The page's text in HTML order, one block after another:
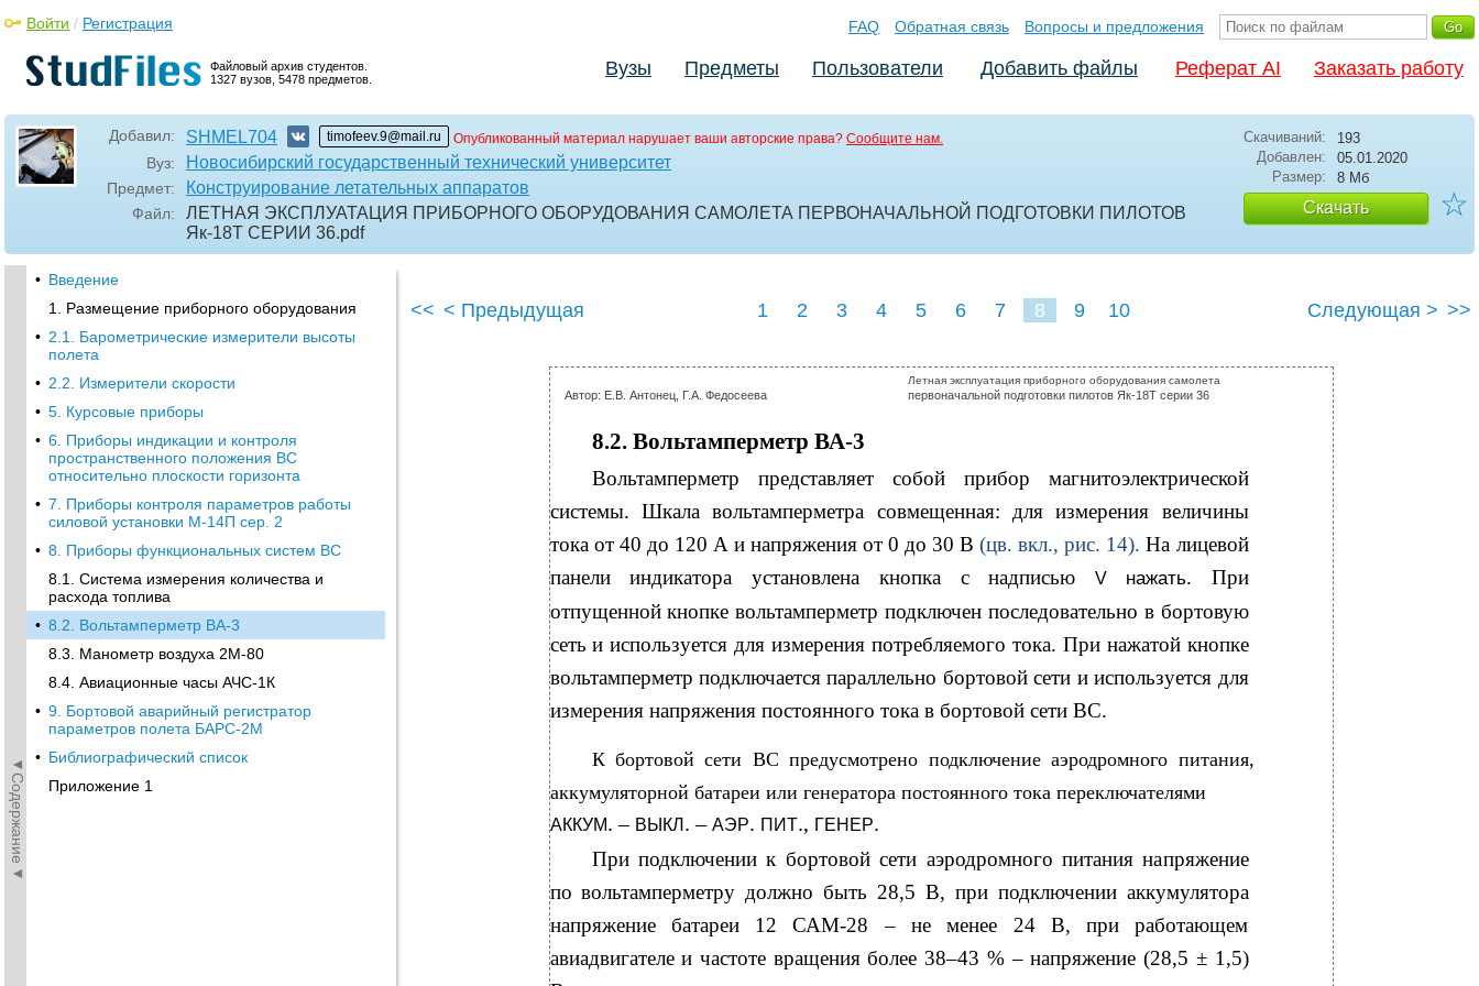
Файловый архив студентов.
1327 вузов, 5478 предметов.
Войти / Регистрация FAQ Обратная связь Вопросы и предложения
Вузы Предметы Пользователи Добавить файлы Реферат AI Заказать работу
Добавил: SHMEL704 timofeev.9@mail.ru Опубликованный материал нарушает ваши авторские права? Сообщите нам.
Вуз: Новосибирский государственный технический университет
Предмет: Конструирование летательных аппаратов
Файл:
ЛЕТНАЯ ЭКСПЛУАТАЦИЯ ПРИБОРНОГО ОБОРУДОВАНИЯ САМОЛЕТА ПЕРВОНАЧАЛЬНОЙ ПОДГОТОВКИ ПИЛОТОВ
Як-18Т СЕРИИ 36.pdf
Скачиваний:
193
Добавлен:
05.01.2020
Размер:
8 Мб
Скачать ☆
◄Содержание◄
• Введение
1. Размещение приборного оборудования
• 2.1. Барометрические измерители высоты
полета
• 2.2. Измерители скорости
• 5. Курсовые приборы
• 6. Приборы индикации и контроля
пространственного положения ВС
относительно плоскости горизонта
• 7. Приборы контроля параметров работы
силовой установки М-14П сер. 2
• 8. Приборы функциональных систем ВС
8.1. Система измерения количества и
расхода топлива
• 8.2. Вольтамперметр ВА-3
8.3. Манометр воздуха 2М-80
8.4. Авиационные часы АЧС-1К
• 9. Бортовой аварийный регистратор
параметров полета БАРС-2М
• Библиографический список
Приложение 1
<< < Предыдущая 1 2 3 4 5 6 7 8 9 10 Следующая > >>
Летная эксплуатация приборного оборудования самолета
Автор: Е.В. Антонец, Г.А. Федосеева первоначальной подготовки пилотов Як-18Т серии 36
8.2. Вольтамперметр ВА-3
Вольтамперметр представляет собой прибор магнитоэлектрической
системы. Шкала вольтамперметра совмещенная: для измерения величины
тока от 40 до 120 А и напряжения от 0 до 30 В(цв. вкл., рис. 14).На лицевой
панели индикатора установлена кнопка с надписью
V нажать. При
отпущенной кнопке вольтамперметр подключен последовательно в бортовую
сеть и используется для измерения потребляемого тока. При нажатой кнопке
вольтамперметр подключается параллельно бортовой сети и используется для
измерения напряжения постоянного тока в бортовой сети ВС.
К бортовой сети ВС предусмотрено подключение аэродромного питания,
аккумуляторной батареи или генератора постоянного тока переключателями
АККУМ. – ВЫКЛ . – АЭР. ПИТ., ГЕНЕР.
При подключении к бортовой сети аэродромного питания напряжение
по вольтамперметру должно быть 28,5 В, при подключении аккумулятора
напряжение батареи 12 САМ-28 – не менее 24 В, при работающем
авиадвигателе и частоте вращения более 38–43 % – напряжение (28,5 ± 1,5)